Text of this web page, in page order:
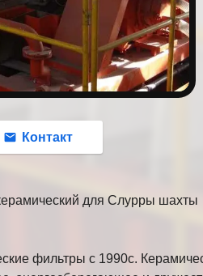
Контакт
для Слурры шахты
фильтры с 1990с.